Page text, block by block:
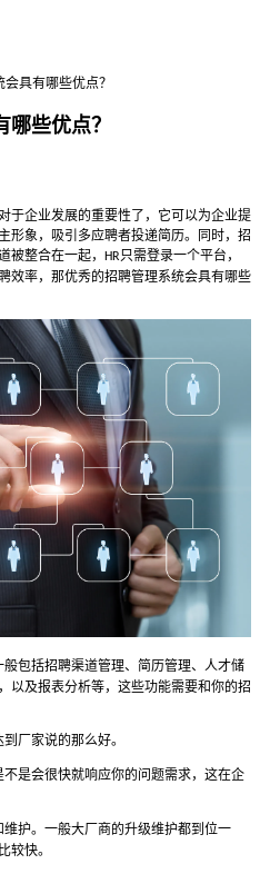
具有哪些优点？
些优点？
于企业发展的重要性了，它可以为企业提
形象，吸引多应聘者投递简历。同时，招
被整合在一起，
HR只需登录一个平台，
效率，那优秀的招聘管理系统会具有哪些
包括招聘渠道管理、简历管理、人才储
以及报表分析等，这些功能需要和你的招
厂家说的那么好。
是会很快就响应你的问题需求，这在企
护。一般大厂商的升级维护都到位一
较快。